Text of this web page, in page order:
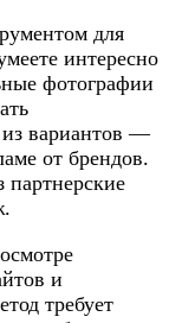
для
интересно
фотографии
вариантов —
от брендов.
партнерские
и
требует